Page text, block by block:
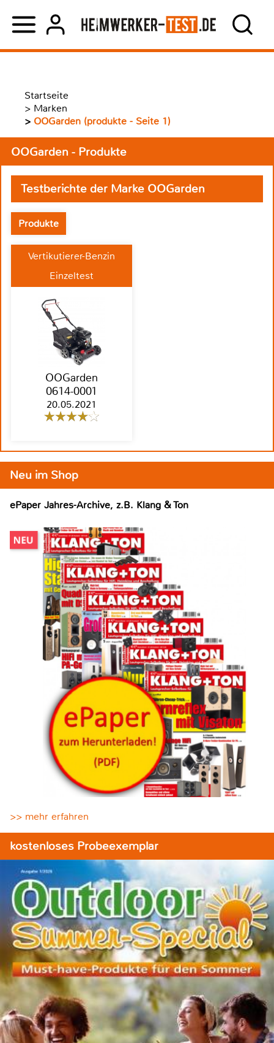
Startseite
> Marken
> OOGarden (produkte - Seite 1)
OOGarden - Produkte
Testberichte der Marke OOGarden
Produkte
Vertikutierer-Benzin
Einzeltest
OOGarden
0614-0001
20.05.2021
Neu im Shop
ePaper Jahres-Archive, z.B. Klang & Ton
>> mehr erfahren
kostenloses Probeexemplar